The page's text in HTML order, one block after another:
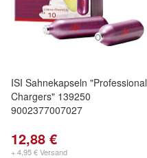
ISI Sahnekapseln "Professional
Chargers" 139250
9002377007027
12,88 €
+ 4,95 € Versand